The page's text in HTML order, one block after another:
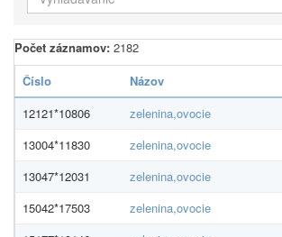
Počet záznamov: 2182
Číslo
Názov
12121*10806
zelenina,ovocie
13004*11830
zelenina,ovocie
13047*12031
zelenina,ovocie
15042*17503
zelenina,ovocie